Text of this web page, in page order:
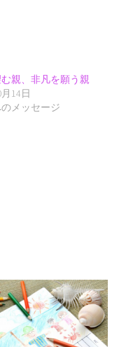
親、非凡を願う親
14日
メッセージ